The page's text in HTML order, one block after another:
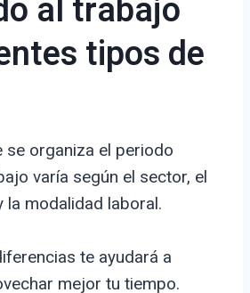
al trabajo
tipos de
se organiza el periodo
varía según el sector, el
la modalidad laboral.
te ayudará a
mejor tu tiempo.